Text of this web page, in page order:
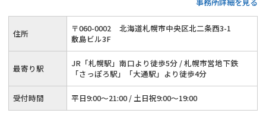
住所 〒060-0002
北海道札幌市中央区北二条西3-1
敷島ビル3F
最寄り駅
JR「札幌駅」南口より徒歩5分 / 札幌市営地下鉄
「さっぽろ駅」「大通駅」より徒歩4分
受付時間 平日9:00～21:00 / 土日祝9:00～19:00